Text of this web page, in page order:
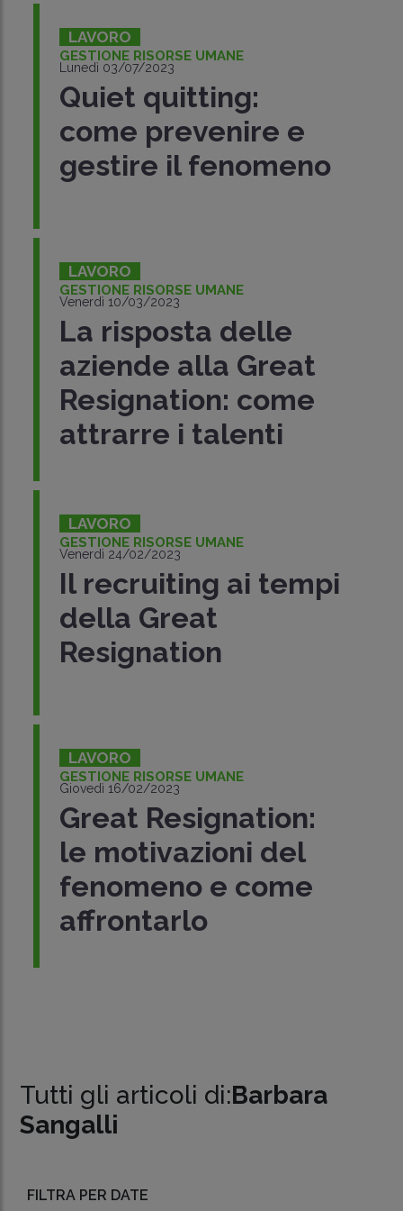
LAVORO
GESTIONE RISORSE UMANE
Lunedì 03/07/2023
Quiet quitting:
come prevenire e
gestire il fenomeno
LAVORO
GESTIONE RISORSE UMANE
Venerdì 10/03/2023
La risposta delle
aziende alla Great
Resignation: come
attrarre i talenti
LAVORO
GESTIONE RISORSE UMANE
Venerdì 24/02/2023
Il recruiting ai tempi
della Great
Resignation
LAVORO
GESTIONE RISORSE UMANE
Giovedì 16/02/2023
Great Resignation:
le motivazioni del
fenomeno e come
affrontarlo
Tutti gli articoli di:Barbara
Sangalli
FILTRA PER DATE